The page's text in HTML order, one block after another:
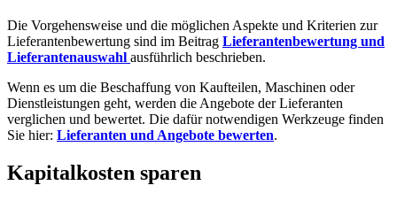
Die Vorgehensweise und die möglichen Aspekte und Kriterien zur
Lieferantenbewertung sind im Beitrag Lieferantenbewertung und
Lieferantenauswahl ausführlich beschrieben.
Wenn es um die Beschaffung von Kaufteilen, Maschinen oder
Dienstleistungen geht, werden die Angebote der Lieferanten
verglichen und bewertet. Die dafür notwendigen Werkzeuge finden
Sie hier: Lieferanten und Angebote bewerten.
Kapitalkosten sparen